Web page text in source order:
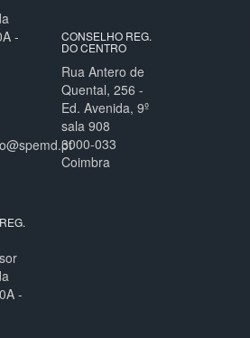
-
CONSELHO REG.
DO CENTRO
Rua Antero de
Quental, 256 -
Ed. Avenida, 9º
sala 908
3000-033
Coimbra
-